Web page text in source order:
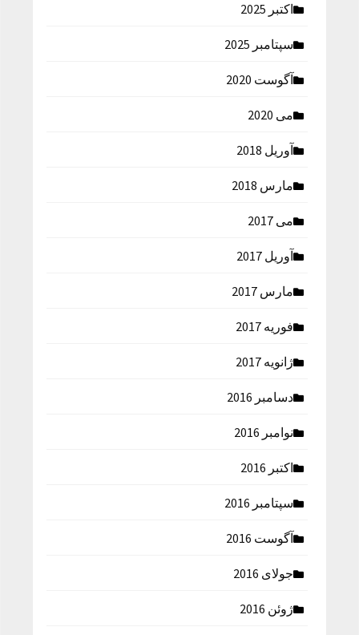
اکتبر 2025
سپتامبر 2025
آگوست 2020
می 2020
آوریل 2018
مارس 2018
می 2017
آوریل 2017
مارس 2017
فوریه 2017
ژانویه 2017
دسامبر 2016
نوامبر 2016
اکتبر 2016
سپتامبر 2016
آگوست 2016
جولای 2016
ژوئن 2016